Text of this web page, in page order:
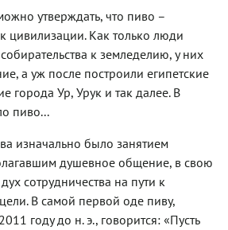
утверждать, что пиво –
цивилизации. Как только люди
к земледелию, у них
а уж после построили египетские
города Ур, Урук и так далее. В
пиво...
изначально было занятием
душевное общение, в свою
сотрудничества на пути к
В самой первой оде пиву,
году до н. э., говорится: «Пусть